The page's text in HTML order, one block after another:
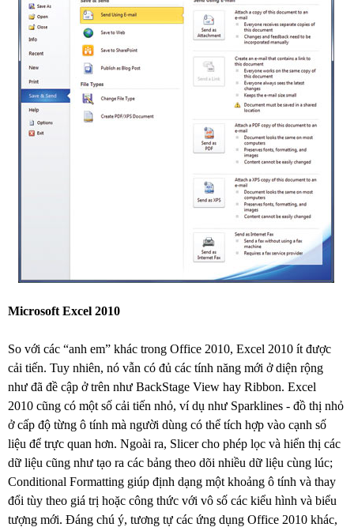
Microsoft Excel 2010
So với các “anh em” khác trong Office 2010, Excel 2010 ít được
cải tiến. Tuy nhiên, nó vẫn có đủ các tính năng mới ở diện rộng
như đã đề cập ở trên như BackStage View hay Ribbon. Excel
2010 cũng có một số cải tiến nhỏ, ví dụ như Sparklines - đồ thị nhỏ
ở cấp độ từng ô tính mà người dùng có thể tích hợp vào cạnh số
liệu để trực quan hơn. Ngoài ra, Slicer cho phép lọc và hiển thị các
dữ liệu cũng như tạo ra các bảng theo dõi nhiều dữ liệu cùng lúc;
Conditional Formatting giúp định dạng một khoảng ô tính và thay
đổi tùy theo giá trị hoặc công thức với vô số các kiểu hình và biểu
tượng mới. Đáng chú ý, tương tự các ứng dụng Office 2010 khác,